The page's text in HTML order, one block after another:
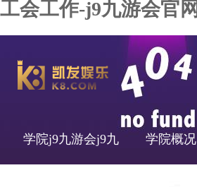
工会工作-j9九游会官网
学院j9九游会j9九 学院概况